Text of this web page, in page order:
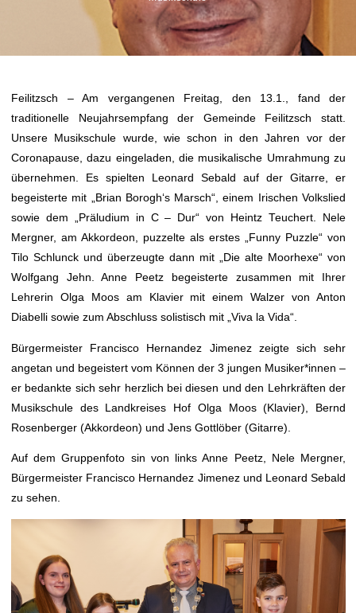
Feilitzsch – Am vergangenen Freitag, den 13.1., fand der
traditionelle Neujahrsempfang der Gemeinde Feilitzsch statt.
Unsere Musikschule wurde, wie schon in den Jahren vor der
Coronapause, dazu eingeladen, die musikalische Umrahmung zu
übernehmen. Es spielten Leonard Sebald auf der Gitarre, er
begeisterte mit „Brian Borogh‘s Marsch“, einem Irischen Volkslied
sowie dem „Präludium in C – Dur“ von Heintz Teuchert. Nele
Mergner, am Akkordeon, puzzelte als erstes „Funny Puzzle“ von
Tilo Schlunck und überzeugte dann mit „Die alte Moorhexe“ von
Wolfgang Jehn. Anne Peetz begeisterte zusammen mit Ihrer
Lehrerin Olga Moos am Klavier mit einem Walzer von Anton
Diabelli sowie zum Abschluss solistisch mit „Viva la Vida“.
Bürgermeister Francisco Hernandez Jimenez zeigte sich sehr
angetan und begeistert vom Können der 3 jungen Musiker*innen –
er bedankte sich sehr herzlich bei diesen und den Lehrkräften der
Musikschule des Landkreises Hof Olga Moos (Klavier), Bernd
Rosenberger (Akkordeon) und Jens Gottlöber (Gitarre).
Auf dem Gruppenfoto sin von links Anne Peetz, Nele Mergner,
Bürgermeister Francisco Hernandez Jimenez und Leonard Sebald
zu sehen.